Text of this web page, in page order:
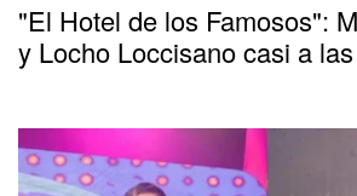
"El Hotel de los Famosos":
y Locho Loccisano casi a